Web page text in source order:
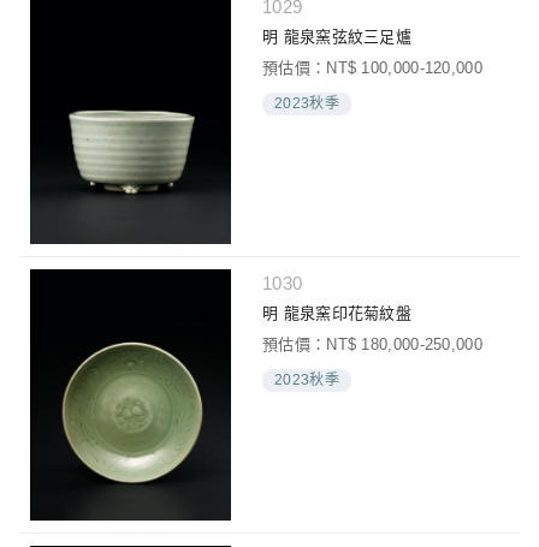
1029
明 龍泉窯弦紋三足爐
預估價：NT$ 100,000-120,000
2023秋季
1030
明 龍泉窯印花菊紋盤
預估價：NT$ 180,000-250,000
2023秋季